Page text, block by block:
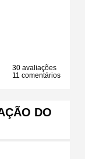
30 avaliações
11 comentários
DO